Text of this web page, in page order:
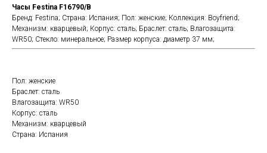
Часы Festina F16790/B
Бренд: Festina; Страна: Испания; Пол: женские; Коллекция: Boyfriend;
Механизм: кварцевый; Корпус: сталь; Браслет: сталь; Влагозащита:
WR50; Стекло: минеральное; Размер корпуса: диаметр 37 мм;
Пол: женские
Браслет: сталь
Влагозащита: WR50
Корпус: сталь
Механизм: кварцевый
Страна: Испания